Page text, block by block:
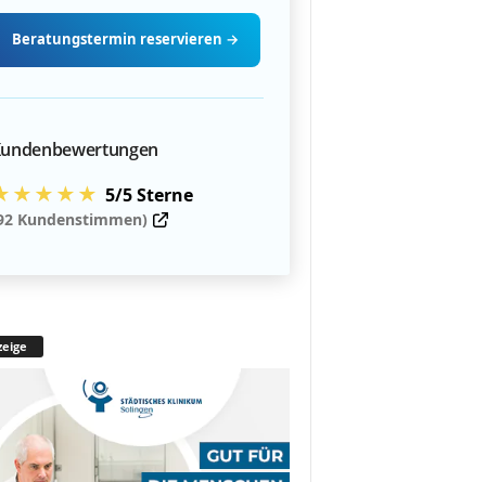
Beratungstermin reservieren →
5/5 Sterne
Kundenstimmen)